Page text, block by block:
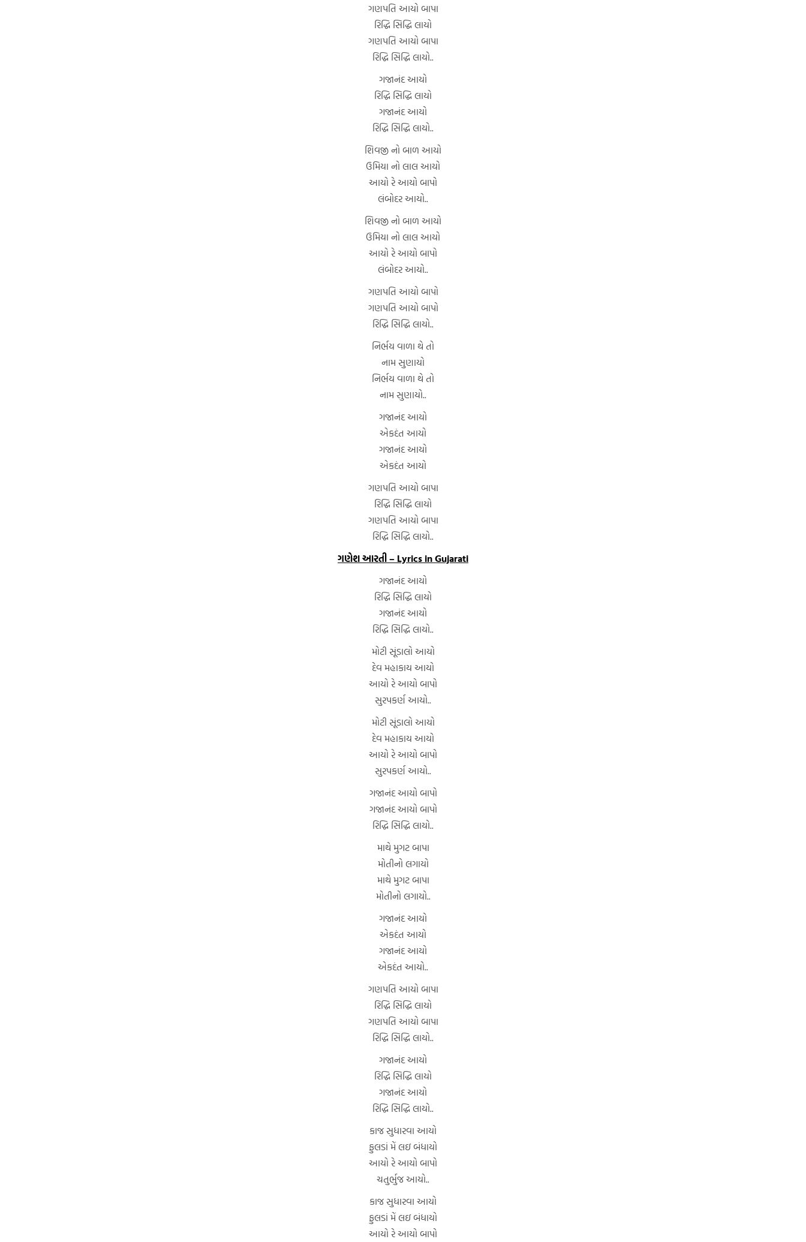
ગણપતિ આયો બાપા
રિદ્ધિ સિદ્ધિ લાયો
ગણપતિ આયો બાપા
રિદ્ધિ સિદ્ધિ લાયો..
ગજાનંદ આયો
રિદ્ધિ સિદ્ધિ લાયો
ગજાનંદ આયો
રિદ્ધિ સિદ્ધિ લાયો..
શિવજી નો બાળ આયો
ઉમિયા નો લાલ આયો
આયો રે આયો બાપો
લંબોદર આયો..
શિવજી નો બાળ આયો
ઉમિયા નો લાલ આયો
આયો રે આયો બાપો
લંબોદર આયો..
ગણપતિ આયો બાપો
ગણપતિ આયો બાપો
રિદ્ધિ સિદ્ધિ લાયો..
નિર્ભય વાળા થે તો
નામ સુણાયો
નિર્ભય વાળા થે તો
નામ સુણાયો..
ગજાનંદ આયો
એકદંત આયો
ગજાનંદ આયો
એકદંત આયો
ગણપતિ આયો બાપા
રિદ્ધિ સિદ્ધિ લાયો
ગણપતિ આયો બાપા
રિદ્ધિ સિદ્ધિ લાયો..
ગણેશ આરતી – Lyrics in Gujarati
ગજાનંદ આયો
રિદ્ધિ સિદ્ધિ લાયો
ગજાનંદ આયો
રિદ્ધિ સિદ્ધિ લાયો..
મોટી સૂંડાલો આયો
દેવ મહાકાય આયો
આયો રે આયો બાપો
સુરપકર્ણ આયો..
મોટી સૂંડાલો આયો
દેવ મહાકાય આયો
આયો રે આયો બાપો
સુરપકર્ણ આયો..
ગજાનંદ આયો બાપો
ગજાનંદ આયો બાપો
રિદ્ધિ સિદ્ધિ લાયો..
માથે મુગટ બાપા
મોતીનો લગાયો
માથે મુગટ બાપા
મોતીનો લગાયો..
ગજાનંદ આયો
એકદંત આયો
ગજાનંદ આયો
એકદંત આયો..
ગણપતિ આયો બાપા
રિદ્ધિ સિદ્ધિ લાયો
ગણપતિ આયો બાપા
રિદ્ધિ સિદ્ધિ લાયો..
ગજાનંદ આયો
રિદ્ધિ સિદ્ધિ લાયો
ગજાનંદ આયો
રિદ્ધિ સિદ્ધિ લાયો..
કાજ સુધારવા આયો
ફુલડાં મેં લઇ બંધાયો
આયો રે આયો બાપો
ચતુર્ભુજ આયો..
કાજ સુધારવા આયો
ફુલડાં મેં લઇ બંધાયો
આયો રે આયો બાપો